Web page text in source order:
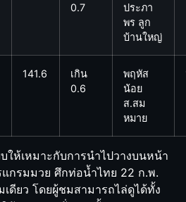
0.7
ประภา
พร ลูก
บ้านใหญ่
141.6
เกิน
0.6
พฤหัส
น้อย
ส.สม
หมาย
ให้เหมาะกับการนำไปวางบนหน้า
แกรมมวย ศึกท่อน้ำไทย 22 ก.พ.
ดียว โดยผู้ชมสามารถไล่ดูได้ทั้ง